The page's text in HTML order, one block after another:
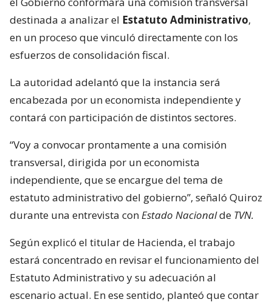
destinada a analizar el Estatuto Administrativo,
en un proceso que vinculó directamente con los
esfuerzos de consolidación fiscal.
La autoridad adelantó que la instancia será
encabezada por un economista independiente y
contará con participación de distintos sectores.
“Voy a convocar prontamente a una comisión
transversal, dirigida por un economista
independiente, que se encargue del tema de
estatuto administrativo del gobierno”, señaló Quiroz
durante una entrevista con Estado Nacionalde TVN.
Según explicó el titular de Hacienda, el trabajo
estará concentrado en revisar el funcionamiento del
Estatuto Administrativo y su adecuación al
escenario actual. En ese sentido, planteó que contar